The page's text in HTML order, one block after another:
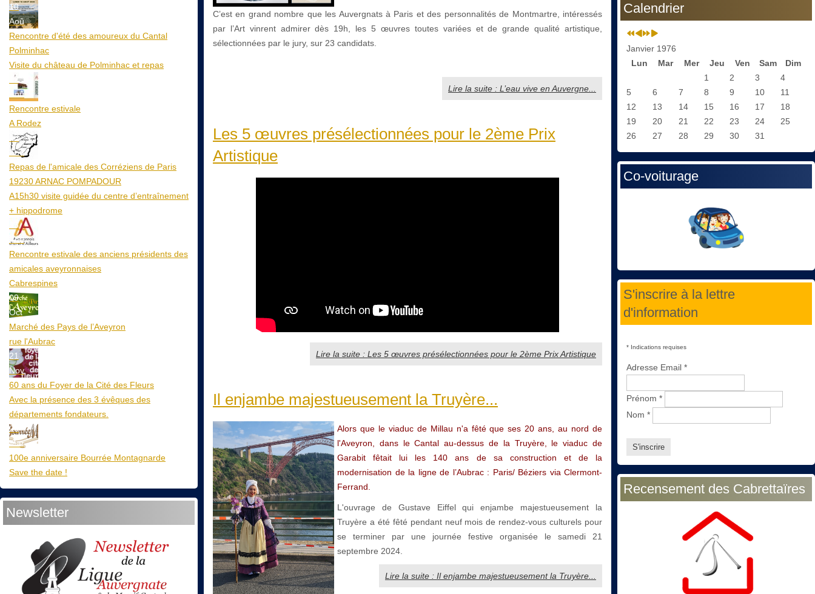
10
Aoû
Rencontre d'été des amoureux du Cantal
Polminhac
Visite du château de Polminhac et repas
12
Aoû
Rencontre estivale
A Rodez
23
Aoû
Repas de l'amicale des Corréziens de Paris
19230 ARNAC POMPADOUR
A15h30 visite guidée du centre d’entraînement
+ hippodrome
25
Aoû
Rencontre estivale des anciens présidents des
amicales aveyronnaises
Cabrespines
09
Oct
Marché des Pays de l’Aveyron
rue l'Aubrac
21
Nov
60 ans du Foyer de la Cité des Fleurs
Avec la présence des 3 évêques des
départements fondateurs.
20
Mar
100e anniversaire Bourrée Montagnarde
Save the date !
Newsletter
C’est en grand nombre que les Auvergnats à Paris et des personnalités de Montmartre, intéressés
par l’Art vinrent admirer dès 19h, les 5 œuvres toutes variées et de grande qualité artistique,
sélectionnées par le jury, sur 23 candidats.
Lire la suite : L’eau vive en Auvergne...
Les 5 œuvres présélectionnées pour le 2ème Prix
Artistique
Lire la suite : Les 5 œuvres présélectionnées pour le 2ème Prix Artistique
Il enjambe majestueusement la Truyère...
Alors que le viaduc de Millau n'a fêté que ses 20 ans, au nord de
l'Aveyron, dans le Cantal au-dessus de la Truyère, le viaduc de
Garabit fêtait lui les 140 ans de sa construction et de la
modernisation de la ligne de l’Aubrac : Paris/ Béziers via Clermont-
Ferrand.
L'ouvrage de Gustave Eiffel qui enjambe majestueusement la
Truyère a été fêté pendant neuf mois de rendez-vous culturels pour
se terminer par une journée festive organisée le samedi 21
septembre 2024.
Lire la suite : Il enjambe majestueusement la Truyère...
Calendrier
Janvier 1976
Lun
Mar Mer Jeu Ven Sam
Dim
1
2 3
4
5
6 7 8 9 10
11
12
13 14 15 16 17
18
19
20 21 22 23 24
25
26
27 28 29 30 31
Co-voiturage
S'inscrire à la lettre
d'information
* Indications requises
Adresse Email *
Prénom *
Nom *
Recensement des Cabrettaïres